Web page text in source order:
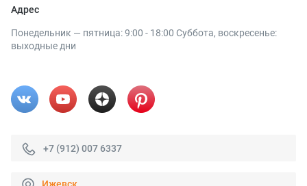
Адрес
Понедельник — пятница: 9:00 - 18:00 Суббота, воскресенье:
выходные дни
+7 (912) 007 6337